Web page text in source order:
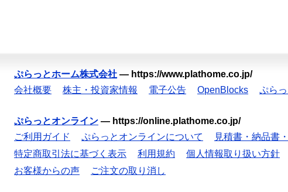
ぷらっとホーム株式会社 — https://www.plathome.co.jp/
会社概要
株主・投資家情報 電子公告 OpenBlocks ぷら
ぷらっとオンライン — https://online.plathome.co.jp/
ご利用ガイド
ぷらっとオンラインについて 見積書・納品書
特定商取引法に基づく表示
利用規約 個人情報取り扱い方針
お客様からの声
ご注文の取り消し